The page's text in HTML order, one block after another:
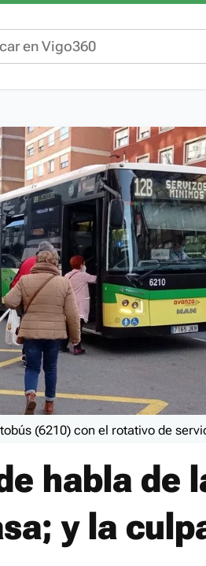
(6210) con el rotativo de
habla de
y la